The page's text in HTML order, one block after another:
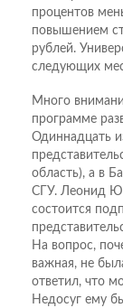
процентов
повышением
рублей.
следующих
Много
программе
Одиннадцать
область), а в
СГУ. Леонид
состоится
На вопрос,
важная, не
ответил, что
Недосуг ему